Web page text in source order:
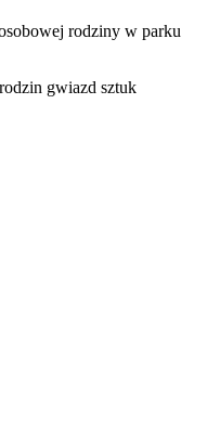
rodziny w parku
gwiazd sztuk